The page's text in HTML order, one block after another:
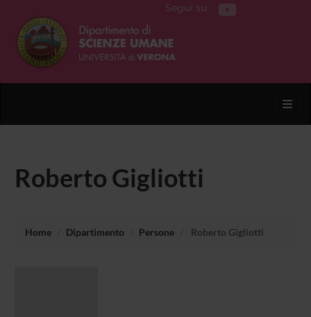
Segui su
Roberto Gigliotti
Home Dipartimento Persone Roberto Gigliotti